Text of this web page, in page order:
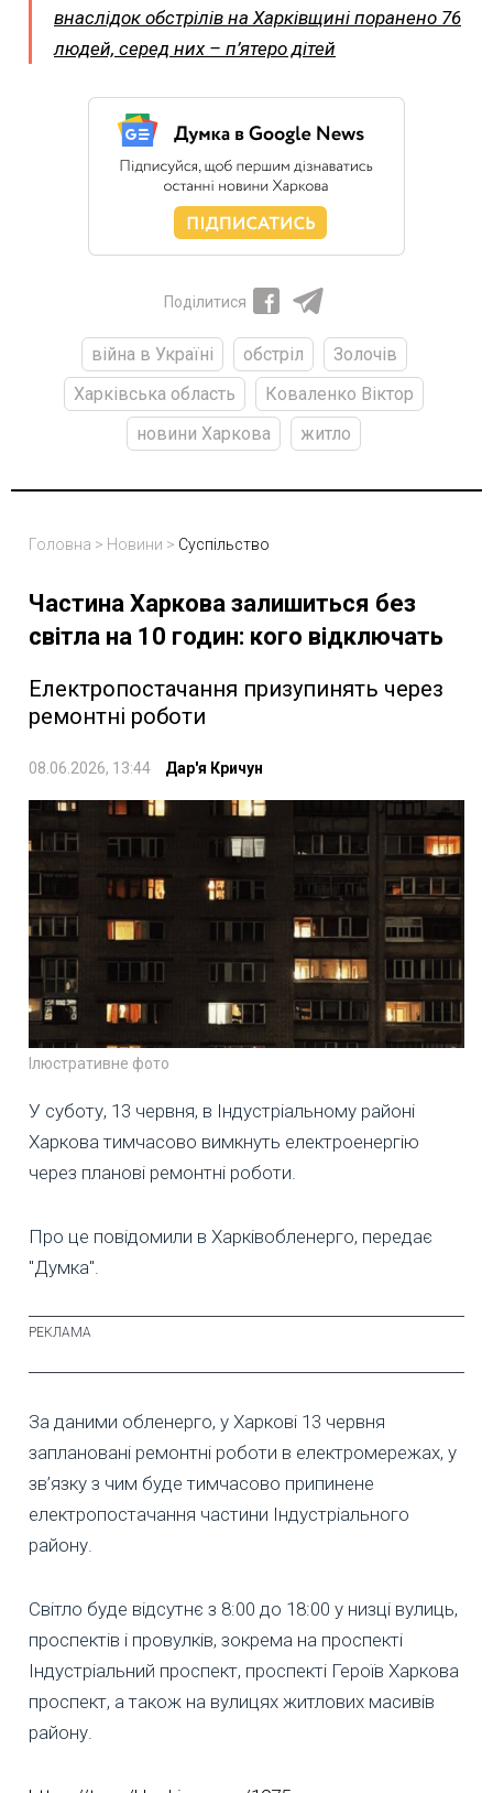
внаслідок обстрілів на Харківщині поранено 76
людей, серед них – п’ятеро дітей
Поділитися
війна в Україні обстріл
Золочів
Харківська область
Коваленко Віктор
новини Харкова
житло
Головна > Новини > Суспільство
Частина Харкова залишиться без
світла на 10 годин: кого відключать
Електропостачання призупинять через
ремонтні роботи
08.06.2026, 13:44 Дар'я Кричун
Ілюстративне фото
У суботу, 13 червня, в Індустріальному районі
Харкова тимчасово вимкнуть електроенергію
через планові ремонтні роботи.
Про це повідомили в Харківобленерго, передає
"Думка".
За даними обленерго, у Харкові 13 червня
заплановані ремонтні роботи в електромережах, у
зв’язку з чим буде тимчасово припинене
електропостачання частини Індустріального
району.
Світло буде відсутнє з 8:00 до 18:00 у низці вулиць,
проспектів і провулків, зокрема на проспекті
Індустріальний проспект, проспекті Героїв Харкова
проспект, а також на вулицях житлових масивів
району.